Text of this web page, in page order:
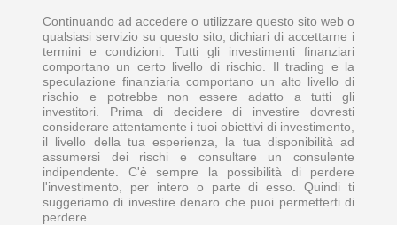
Continuando ad accedere o utilizzare questo sito web o
qualsiasi servizio su questo sito, dichiari di accettarne i
termini e condizioni. Tutti gli investimenti finanziari
comportano un certo livello di rischio. Il trading e la
speculazione finanziaria comportano un alto livello di
rischio e potrebbe non essere adatto a tutti gli
investitori. Prima di decidere di investire dovresti
considerare attentamente i tuoi obiettivi di investimento,
il livello della tua esperienza, la tua disponibilità ad
assumersi dei rischi e consultare un consulente
indipendente. C'è sempre la possibilità di perdere
l'investimento, per intero o parte di esso. Quindi ti
suggeriamo di investire denaro che puoi permetterti di
perdere.